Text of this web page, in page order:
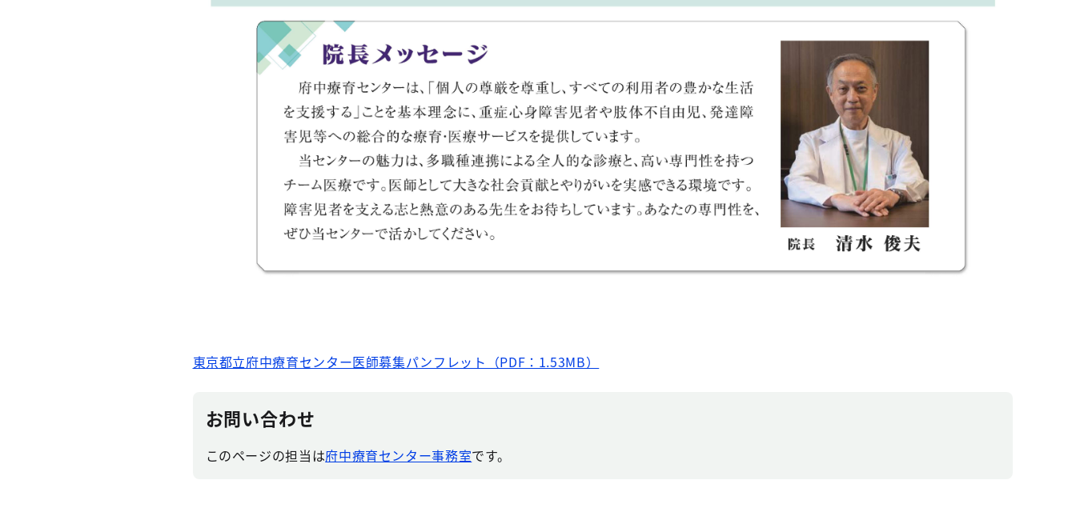
東京都立府中療育センター医師募集パンフレット（PDF：1.53MB）
お問い合わせ
このページの担当は府中療育センター事務室です。